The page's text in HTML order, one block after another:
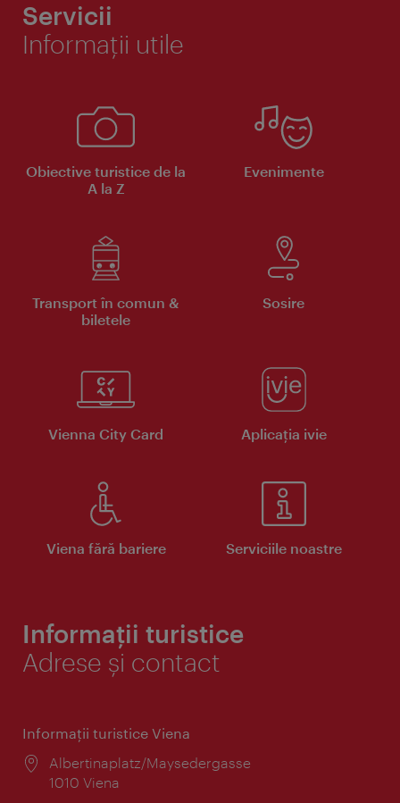
Servicii
Informaţii utile
Obiective turistice de la
A la Z
Evenimente
Transport în comun &
biletele
Sosire
Vienna City Card Aplicaţia ivie
Viena fără bariere Serviciile noastre
Informații turistice
Adrese și contact
Informaţii turistice Viena
Locul:
Albertinaplatz/Maysedergasse
1010 Viena